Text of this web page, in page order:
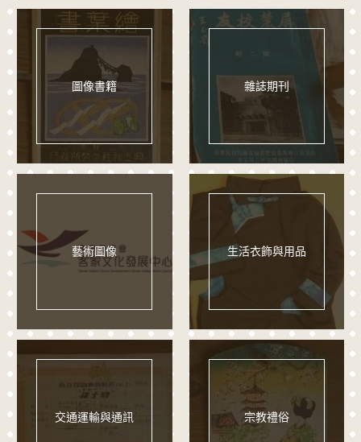
圖像書籍 雜誌期刊
藝術圖像 生活衣飾與用品
交通運輸與通訊 宗教禮俗